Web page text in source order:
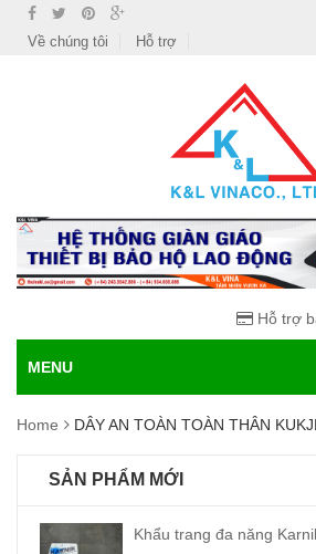
Về chúng tôi
Hỗ trợ
Hỗ trợ
MENU
Home DÂY AN TOÀN TOÀN THÂN
SẢN PHẨM MỚI
Khẩu trang đa năng